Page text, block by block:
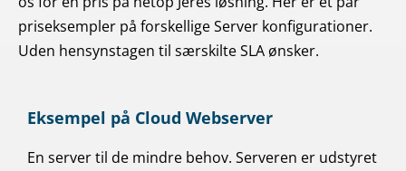
priseksempler på forskellige Server konfigurationer.
Uden hensynstagen til særskilte SLA ønsker.
​Eksempel på Cloud Webserver
En server til de mindre behov. Serveren er udstyret